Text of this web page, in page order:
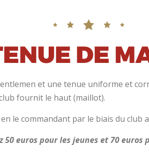
et une tenue uniforme et
fournit le haut (maillot).
le commandant par le biais du club
50 euros pour les jeunes et 70 euros